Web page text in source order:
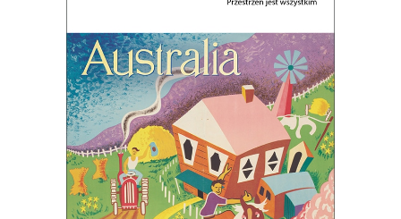
OZLAND. PRZESTRZEŃ JEST
WSZYSTKIM
Ludzie nie posiadają krainy – to ona
posiada ludzi.
69.90zł 45.44zł
KSIĄŻKA DO KOSZYKA